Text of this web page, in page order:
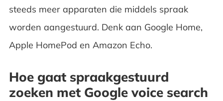
steeds meer apparaten die middels spraak
worden aangestuurd. Denk aan Google Home,
Apple HomePod en Amazon Echo.
Hoe gaat spraakgestuurd
zoeken met Google voice search